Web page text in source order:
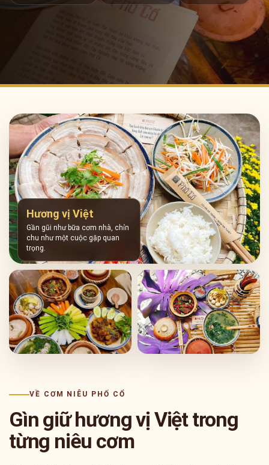
Hương vị Việt
Gần gũi như bữa cơm nhà, chỉn
chu như một cuộc gặp quan
trọng.
VỀ CƠM NIÊU PHỐ CỔ
Gìn giữ hương vị Việt trong
từng niêu cơm